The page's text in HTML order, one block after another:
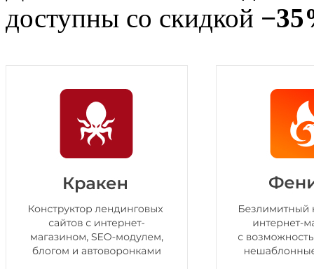
доступны со скидкой